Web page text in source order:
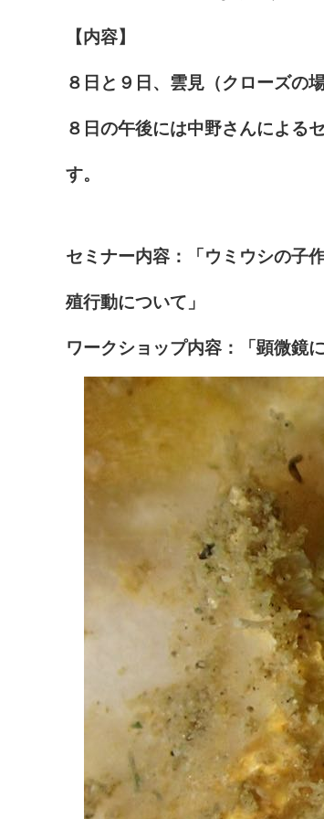
【内容】
８日と９日、雲見（クローズの
８日の午後には中野さんによる
す。
セミナー内容：「ウミウシの子
殖行動について」
ワークショップ内容：「顕微鏡